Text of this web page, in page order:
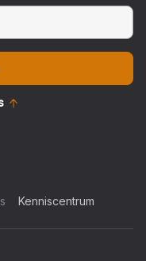
Kenniscentrum